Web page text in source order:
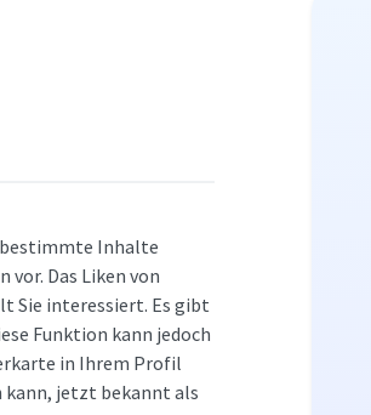
Inhalte
Das Liken von
Sie interessiert. Es gibt
Funktion kann jedoch
in Ihrem Profil
kann, jetzt bekannt als